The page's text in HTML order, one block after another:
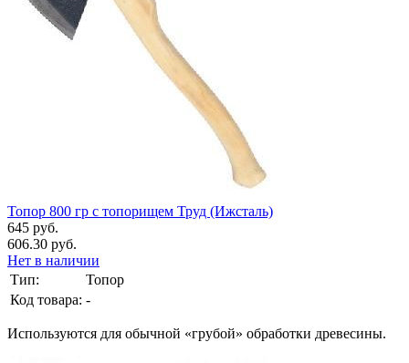
Топор 800 гр с топорищем Труд (Ижсталь)
645 руб.
606.30 руб.
Нет в наличии
Тип:
Топор
Код товара: -
Используются для обычной «грубой» обработки древесины.